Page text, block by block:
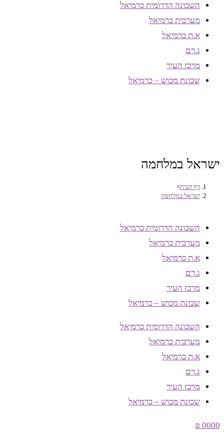
השכונה הדרומית כרמיאל
מערבית כרמיאל
א.ת כרמיאל
ג.רם
מרכז העיר
שכונת מכוש – כרמיאל
ישראל במלחמה
דף הבית>
ישראל במלחמה
השכונה הדרומית כרמיאל
מערבית כרמיאל
א.ת כרמיאל
ג.רם
מרכז העיר
שכונת מכוש – כרמיאל
השכונה הדרומית כרמיאל
מערבית כרמיאל
א.ת כרמיאל
ג.רם
מרכז העיר
שכונת מכוש – כרמיאל
0000 ₪